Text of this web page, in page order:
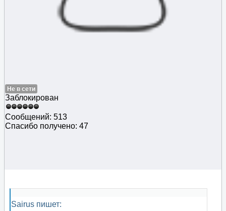
Не в сети
Заблокирован
Сообщений: 513
Спасибо получено: 47
Sairus пишет: